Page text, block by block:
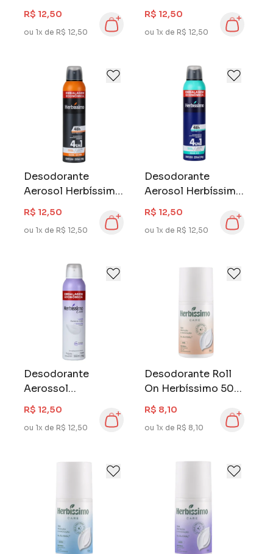
Masculino 250 ml
Snow Moon
R$ 12,50
ou 1x de R$ 12,50
Masculino 250 ml
Green Leaf
R$ 12,50
ou 1x de R$ 12,50
Desodorante
Aerosol Herbíssimo
Masculino 250 ml
Dark Silver
R$ 12,50
ou 1x de R$ 12,50
Desodorante
Aerosol Herbíssimo
Masculino 250 ml
Blue Ice
R$ 12,50
ou 1x de R$ 12,50
Desodorante
Aerossol
Herbíssimo Care
250 ml Lavanda
R$ 12,50
ou 1x de R$ 12,50
Desodorante Roll
On Herbíssimo 50
ml Vanilla
R$ 8,10
ou 1x de R$ 8,10